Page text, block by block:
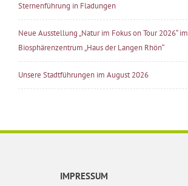
Sternenführung in Fladungen
Neue Ausstellung „Natur im Fokus on Tour 2026“ im
Biosphärenzentrum „Haus der Langen Rhön“
Unsere Stadtführungen im August 2026
IMPRESSUM